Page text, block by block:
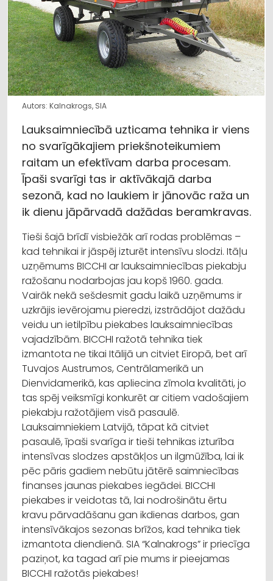
Autors: Kalnakrogs, SIA
Lauksaimniecībā uzticama tehnika ir viens
no svarīgākajiem priekšnoteikumiem
raitam un efektīvam darba procesam.
Īpaši svarīgi tas ir aktīvākajā darba
sezonā, kad no laukiem ir jānovāc raža un
ik dienu jāpārvadā dažādas beramkravas.
Tieši šajā brīdī visbiežāk arī rodas problēmas –
kad tehnikai ir jāspēj izturēt intensīvu slodzi. Itāļu
uzņēmums BICCHI ar lauksaimniecības piekabju
ražošanu nodarbojas jau kopš 1960. gada.
Vairāk nekā sešdesmit gadu laikā uzņēmums ir
uzkrājis ievērojamu pieredzi, izstrādājot dažādu
veidu un ietilpību piekabes lauksaimniecības
vajadzībām. BICCHI ražotā tehnika tiek
izmantota ne tikai Itālijā un citviet Eiropā, bet arī
Tuvajos Austrumos, Centrālamerikā un
Dienvidamerikā, kas apliecina zīmola kvalitāti, jo
tas spēj veiksmīgi konkurēt ar citiem vadošajiem
piekabju ražotājiem visā pasaulē.
Lauksaimniekiem Latvijā, tāpat kā citviet
pasaulē, īpaši svarīga ir tieši tehnikas izturība
intensīvas slodzes apstākļos un ilgmūžība, lai ik
pēc pāris gadiem nebūtu jātērē saimniecības
finanses jaunas piekabes iegādei. BICCHI
piekabes ir veidotas tā, lai nodrošinātu ērtu
kravu pārvadāšanu gan ikdienas darbos, gan
intensīvākajos sezonas brīžos, kad tehnika tiek
izmantota diendienā. SIA “Kalnakrogs” ir priecīga
paziņot, ka tagad arī pie mums ir pieejamas
BICCHI ražotās piekabes!